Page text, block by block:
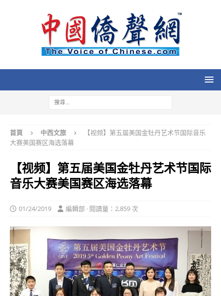
首頁 中西文旅
【视频】第五届美国金牡丹艺术节国际音乐
大赛美国赛区海选落幕
【视频】第五届美国金牡丹艺术节国际
音乐大赛美国赛区海选落幕
01/24/2019 編輯部 · 閱讀量：2,859 次